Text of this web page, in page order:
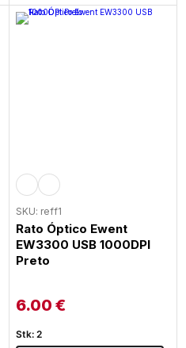
SKU: reff1
Rato Óptico Ewent
EW3300 USB 1000DPI
Preto
6.00 €
Stk: 2